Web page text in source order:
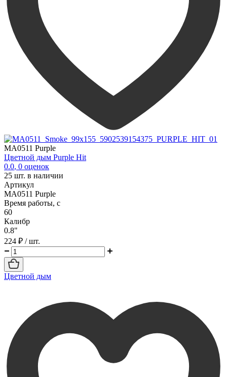
MA0511 Purple
Цветной дым Purple Hit
0.0, 0 оценок
25 шт. в наличии
Артикул
MA0511 Purple
Время работы, с
60
Калибр
0.8"
224 ₽ / шт.
Цветной дым